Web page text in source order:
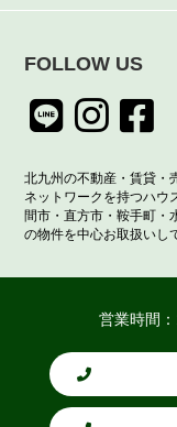
FOLLOW US
北九州の不動産・賃貸・
ネットワークを持つハウ
間市・直方市・鞍手町・
の物件を中心お取扱いし
営業時間